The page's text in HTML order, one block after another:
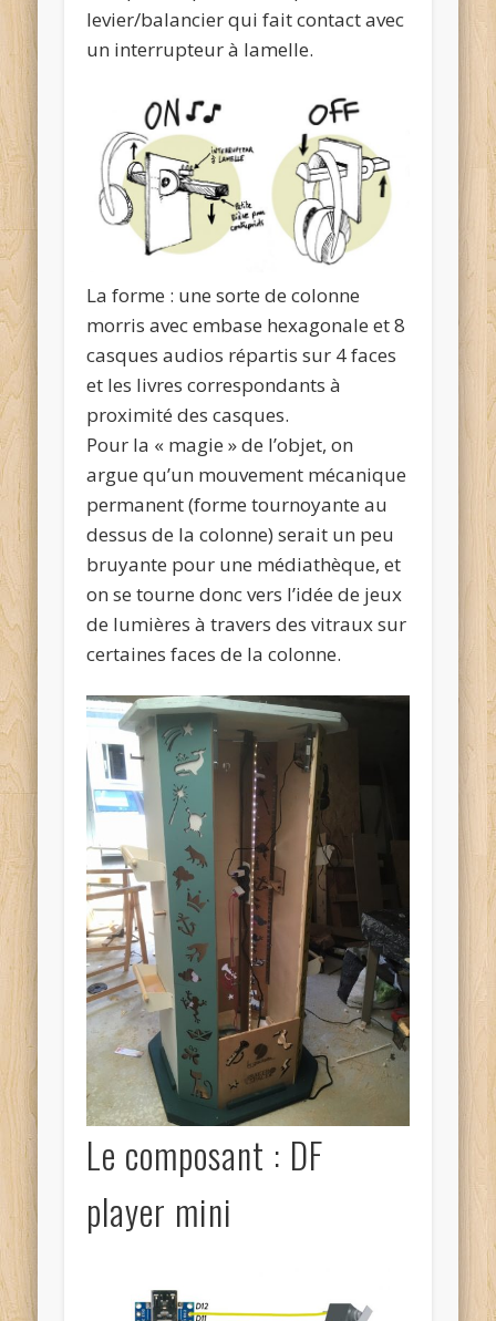
levier/balancier qui fait contact avec
un interrupteur à lamelle.
La forme : une sorte de colonne
morris avec embase hexagonale et 8
casques audios répartis sur 4 faces
et les livres correspondants à
proximité des casques.
Pour la « magie » de l’objet, on
argue qu’un mouvement mécanique
permanent (forme tournoyante au
dessus de la colonne) serait un peu
bruyante pour une médiathèque, et
on se tourne donc vers l’idée de jeux
de lumières à travers des vitraux sur
certaines faces de la colonne.
Le composant : DF
player mini